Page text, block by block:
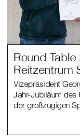
Round
Reitzentrum
Vizepräsident
Jahr-Jubiläum des
der großzügigen